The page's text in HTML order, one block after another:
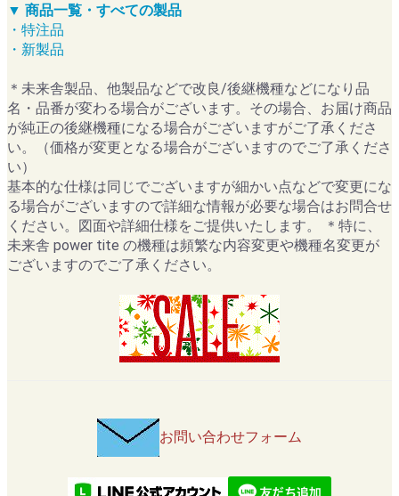
▼ 商品一覧・すべての製品
・特注品
・新製品
＊未来舎製品、他製品などで改良/後継機種などになり品
名・品番が変わる場合がございます。その場合、お届け商品
が純正の後継機種になる場合がございますがご了承くださ
い。（価格が変更となる場合がございますのでご了承くださ
い）
基本的な仕様は同じでございますが細かい点などで変更にな
る場合がございますので詳細な情報が必要な場合はお問合せ
ください。図面や詳細仕様をご提供いたします。 ＊特に、
未来舎 power tite の機種は頻繁な内容変更や機種名変更が
ございますのでご了承ください。
お問い合わせフォーム